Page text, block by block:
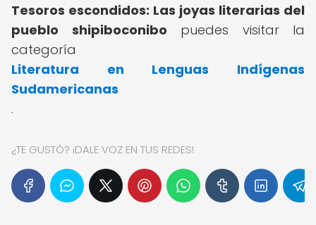
Tesoros escondidos: Las joyas literarias del
pueblo shipiboconibo puedes visitar la
categoría
Literatura en Lenguas Indígenas
Sudamericanas
.
¿TE GUSTÓ? ¡DALE VOZ EN TUS REDES!